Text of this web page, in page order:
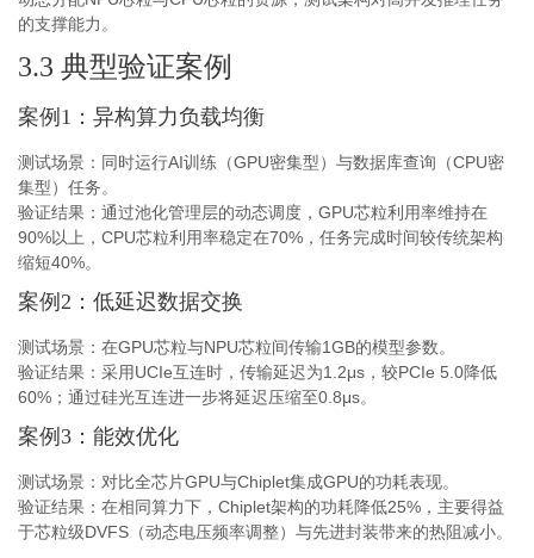
的支撑能力。
3.3 典型验证案例
案例1：异构算力负载均衡
测试场景：同时运行AI训练（GPU密集型）与数据库查询（CPU密
集型）任务。
验证结果：通过池化管理层的动态调度，GPU芯粒利用率维持在
90%以上，CPU芯粒利用率稳定在70%，任务完成时间较传统架构
缩短40%。
案例2：低延迟数据交换
测试场景：在GPU芯粒与NPU芯粒间传输1GB的模型参数。
验证结果：采用UCIe互连时，传输延迟为1.2μs，较PCIe 5.0降低
60%；通过硅光互连进一步将延迟压缩至0.8μs。
案例3：能效优化
测试场景：对比全芯片GPU与Chiplet集成GPU的功耗表现。
验证结果：在相同算力下，Chiplet架构的功耗降低25%，主要得益
于芯粒级DVFS（动态电压频率调整）与先进封装带来的热阻减小。